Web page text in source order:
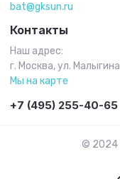
bat@gksun.ru
Контакты
Наш адрес:
г. Москва, ул.
Мы на карте
+7 (495) 255-40-65
© 2024